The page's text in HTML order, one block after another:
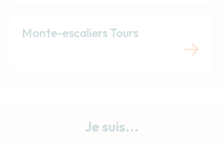
Monte-escaliers Tours
Je suis...